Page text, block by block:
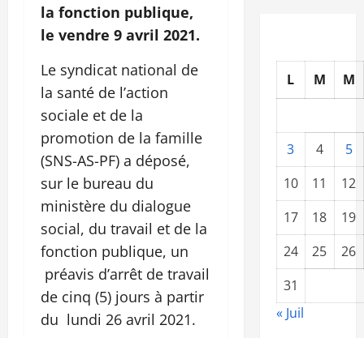
la fonction publique,
le vendre 9 avril 2021.
Le syndicat national de
la santé de l’action
sociale et de la
promotion de la famille
(SNS-AS-PF) a déposé,
sur le bureau du
ministère du dialogue
social, du travail et de la
fonction publique, un
préavis d’arrêt de travail
de cinq (5) jours à partir
du lundi 26 avril 2021.
L M M
3 4
5
10
11
12
17
18
19
24
25
26
31
« Juil